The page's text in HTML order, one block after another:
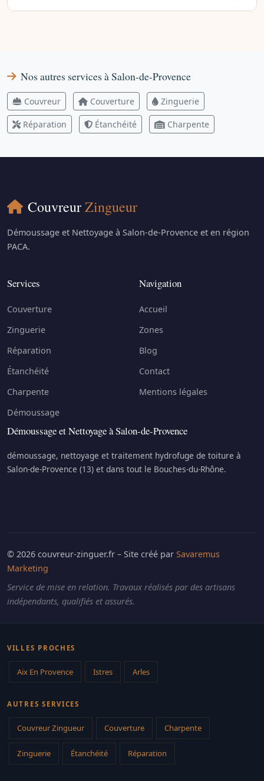
Nos autres services à Salon-de-Provence
Couvreur Couverture Zinguerie
Réparation Étanchéité Charpente
CouvreurZingueur
Démoussage et Nettoyage à Salon-de-Provence et en région
PACA.
Services
Couverture
Zinguerie
Réparation
Étanchéité
Charpente
Démoussage
Navigation
Accueil
Zones
Blog
Contact
Mentions légales
Démoussage et Nettoyage à Salon-de-Provence
démoussage, nettoyage et traitement hydrofuge de toiture à
Salon-de-Provence (13) et dans tout le Bouches-du-Rhône.
© 2026 couvreur-zinguer.fr – Site créé par Savaremus
Marketing
Service de mise en relation. Travaux réalisés par des artisans
indépendants, qualifiés et assurés.
VILLES PROCHES
Aix En Provence Istres Arles
AUTRES SERVICES
Couvreur Zingueur Couverture Charpente
Zinguerie Étanchéité Réparation